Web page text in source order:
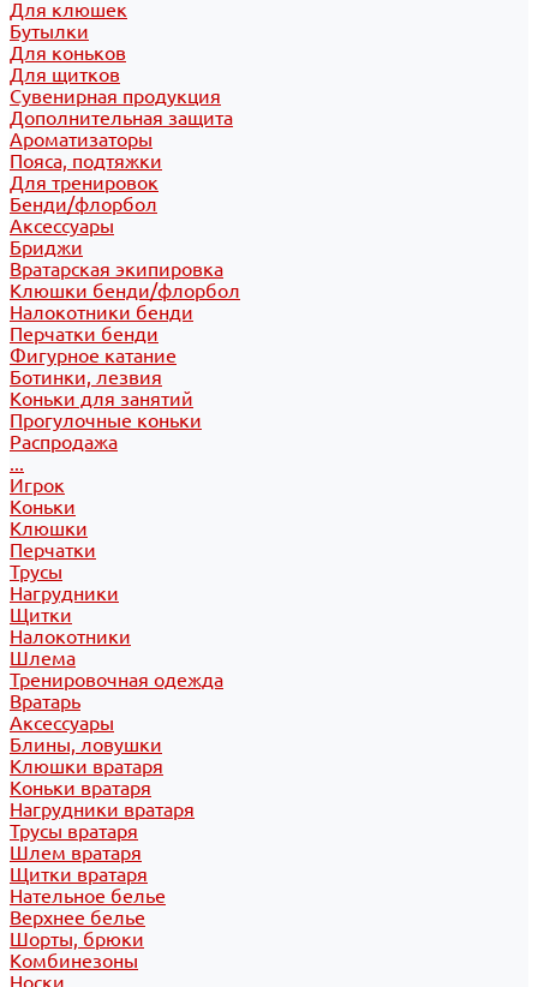
Для клюшек
Бутылки
Для коньков
Для щитков
Сувенирная продукция
Дополнительная защита
Ароматизаторы
Пояса, подтяжки
Для тренировок
Бенди/флорбол
Аксессуары
Бриджи
Вратарская экипировка
Клюшки бенди/флорбол
Налокотники бенди
Перчатки бенди
Фигурное катание
Ботинки, лезвия
Коньки для занятий
Прогулочные коньки
Распродажа
...
Игрок
Коньки
Клюшки
Перчатки
Трусы
Нагрудники
Щитки
Налокотники
Шлема
Тренировочная одежда
Вратарь
Аксессуары
Блины, ловушки
Клюшки вратаря
Коньки вратаря
Нагрудники вратаря
Трусы вратаря
Шлем вратаря
Щитки вратаря
Нательное белье
Верхнее белье
Шорты, брюки
Комбинезоны
Носки